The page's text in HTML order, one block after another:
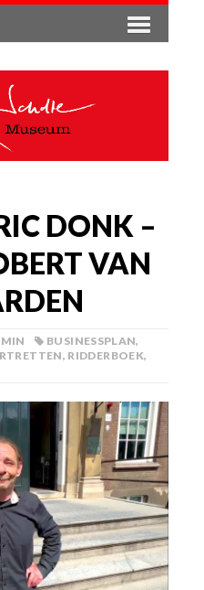
DONK –
VAN
BUSINESSPLAN,
, RIDDERBOEK,